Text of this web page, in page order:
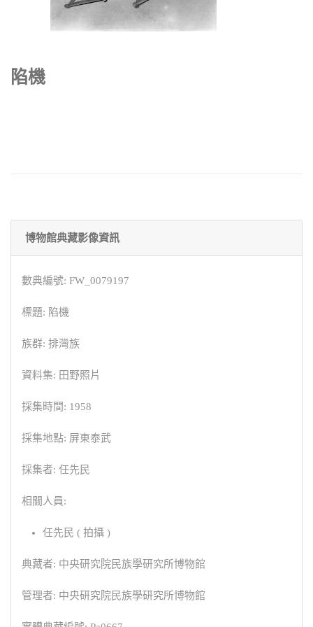
陷機
博物館典藏影像資訊
數典編號: FW_0079197
標題: 陷機
族群: 排灣族
資料集: 田野照片
採集時間: 1958
採集地點: 屏東泰武
採集者: 任先民
相關人員:
任先民 ( 拍攝 )
典藏者: 中央研究院民族學研究所博物館
管理者: 中央研究院民族學研究所博物館